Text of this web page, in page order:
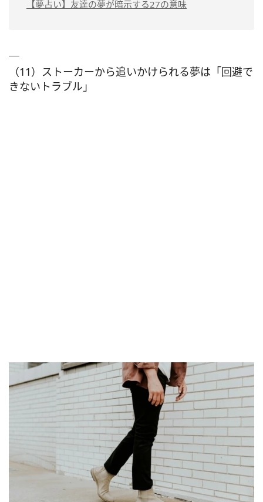
【夢占い】友達の夢が暗示する27の意味
（11）ストーカーから追いかけられる夢は「回避で
きないトラブル」